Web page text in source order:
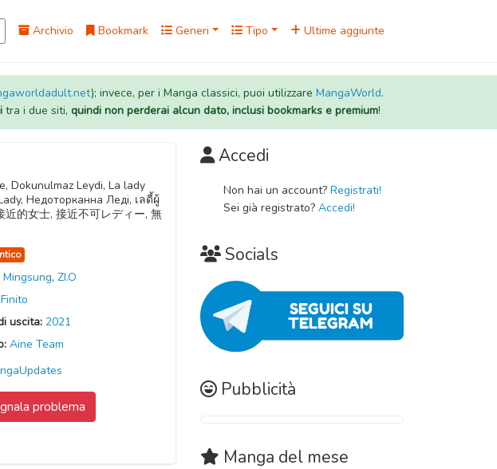
Archivio Bookmark Generi Tipo Ultime aggiunte
); invece, per i Manga classici, puoi utilizzare MangaWorld.
tra i due siti, quindi non perderai alcun dato, inclusi bookmarks e premium!
Dokunulmaz Leydi, La lady
Недоторканна Леді, เลดี้ผู้
近的女士, 接近不可レディー, 無
Mingsung, ZI.O
Finito
uscita: 2021
Aine Team
problema
Accedi
Non hai un account? Registrati!
Sei già registrato? Accedi!
Socials
Pubblicità
Manga del mese